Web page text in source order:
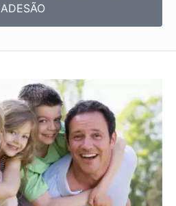
ADESÃO